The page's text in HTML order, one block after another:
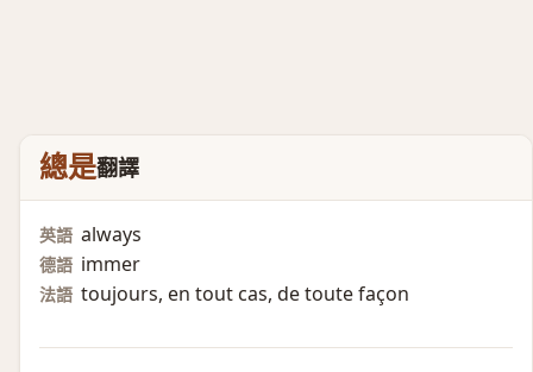
總是翻譯
英語 always
德語 immer
法語 toujours, en tout cas, de toute façon